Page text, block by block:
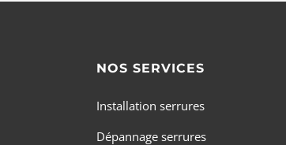
NOS SERVICES
Installation serrures
Dépannage serrures